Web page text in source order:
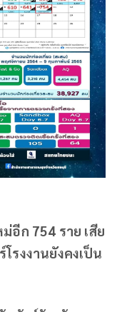
ก 754 ราย เสีย
รงงานยังคงเป็น